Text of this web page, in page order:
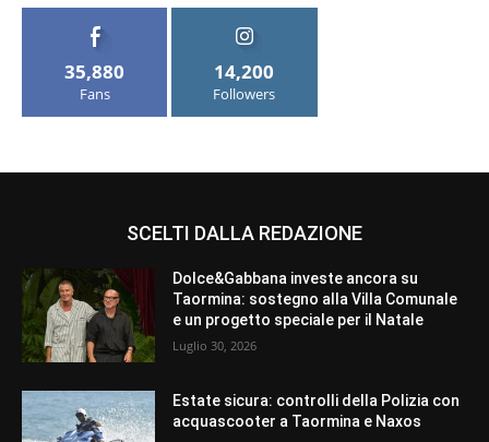
35,880
Fans
14,200
Followers
SCELTI DALLA REDAZIONE
Dolce&Gabbana investe ancora su
Taormina: sostegno alla Villa Comunale
e un progetto speciale per il Natale
Luglio 30, 2026
Estate sicura: controlli della Polizia con
acquascooter a Taormina e Naxos